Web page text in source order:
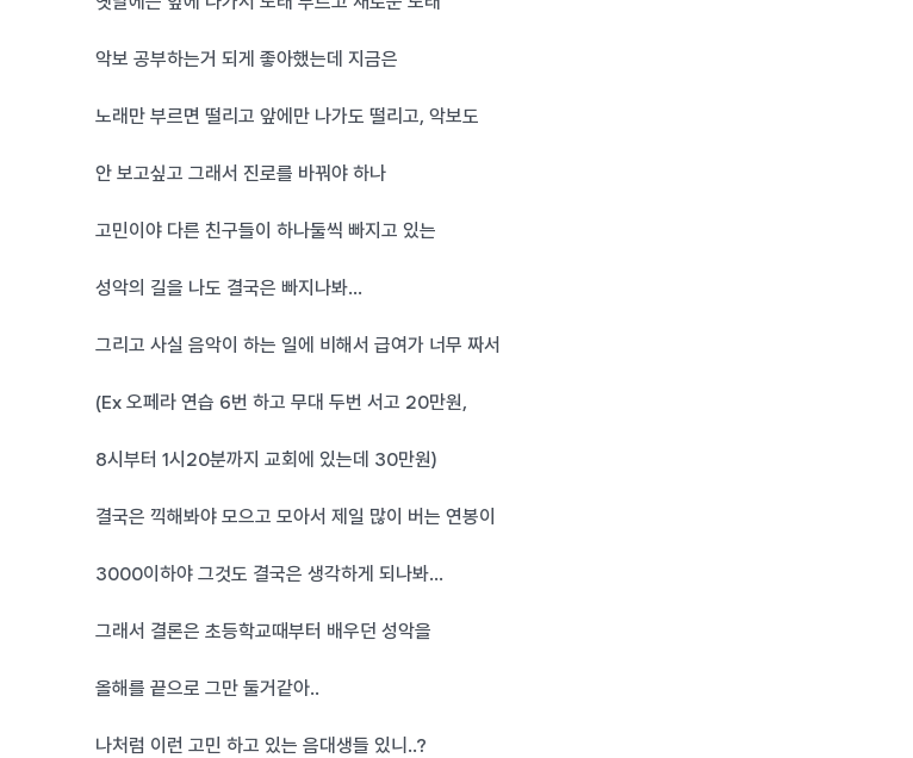
악보 공부하는거 되게 좋아했는데 지금은
노래만 부르면 떨리고 앞에만 나가도 떨리고, 악보도
안 보고싶고 그래서 진로를 바꿔야 하나
고민이야 다른 친구들이 하나둘씩 빠지고 있는
성악의 길을 나도 결국은 빠지나봐...
그리고 사실 음악이 하는 일에 비해서 급여가 너무 짜서
(Ex 오페라 연습 6번 하고 무대 두번 서고 20만원,
8시부터 1시20분까지 교회에 있는데 30만원)
결국은 끽해봐야 모으고 모아서 제일 많이 버는 연봉이
3000이하야 그것도 결국은 생각하게 되나봐...
그래서 결론은 초등학교때부터 배우던 성악을
올해를 끝으로 그만 둘거같아..
나처럼 이런 고민 하고 있는 음대생들 있니..?